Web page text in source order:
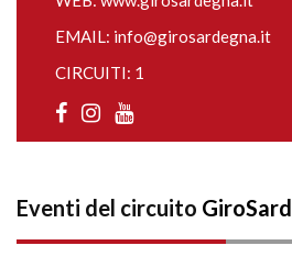
EMAIL: info@girosardegna.it
CIRCUITI: 1
Eventi del circuito